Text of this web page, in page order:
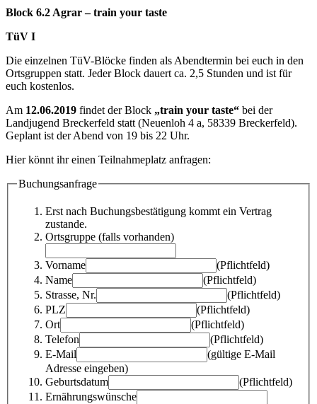
Block 6.2 Agrar – train your taste
TüV I
Die einzelnen TüV-Blöcke finden als Abendtermin bei euch in den
Ortsgruppen statt. Jeder Block dauert ca. 2,5 Stunden und ist für
euch kostenlos.
Am 12.06.2019 findet der Block „train your taste“ bei der
Landjugend Breckerfeld statt (Neuenloh 4 a, 58339 Breckerfeld).
Geplant ist der Abend von 19 bis 22 Uhr.
Hier könnt ihr einen Teilnahmeplatz anfragen:
Buchungsanfrage
Erst nach Buchungsbestätigung kommt ein Vertrag
zustande.
Ortsgruppe (falls vorhanden)
Vorname
(Pflichtfeld)
Name
(Pflichtfeld)
Strasse, Nr.
(Pflichtfeld)
PLZ
(Pflichtfeld)
Ort
(Pflichtfeld)
Telefon
(Pflichtfeld)
E-Mail
(gültige E-Mail
Adresse eingeben)
Geburtsdatum
(Pflichtfeld)
Ernährungswünsche